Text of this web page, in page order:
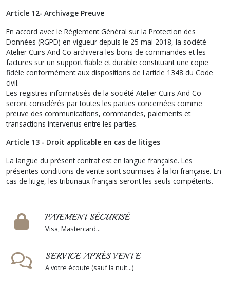
Article 12- Archivage Preuve
En accord avec le Règlement Général sur la Protection des
Données (RGPD) en vigueur depuis le 25 mai 2018, la société
Atelier Cuirs And Co archivera les bons de commandes et les
factures sur un support fiable et durable constituant une copie
fidèle conformément aux dispositions de l'article 1348 du Code
civil.
Les registres informatisés de la société Atelier Cuirs And Co
seront considérés par toutes les parties concernées comme
preuve des communications, commandes, paiements et
transactions intervenus entre les parties.
Article 13 - Droit applicable en cas de litiges
La langue du présent contrat est en langue française. Les
présentes conditions de vente sont soumises à la loi française. En
cas de litige, les tribunaux français seront les seuls compétents.
PAIEMENT SÉCURISÉ
Visa, Mastercard...
SERVICE APRÈS VENTE
A votre écoute (sauf la nuit...)